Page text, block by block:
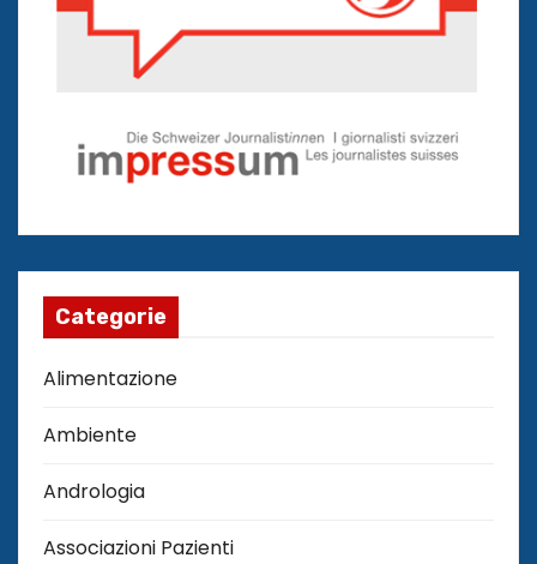
Categorie
Alimentazione
Ambiente
Andrologia
Associazioni Pazienti